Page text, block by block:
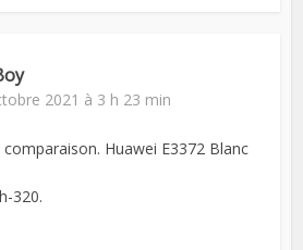
2021 à 3 h 23 min
Huawei E3372 Blanc
320.